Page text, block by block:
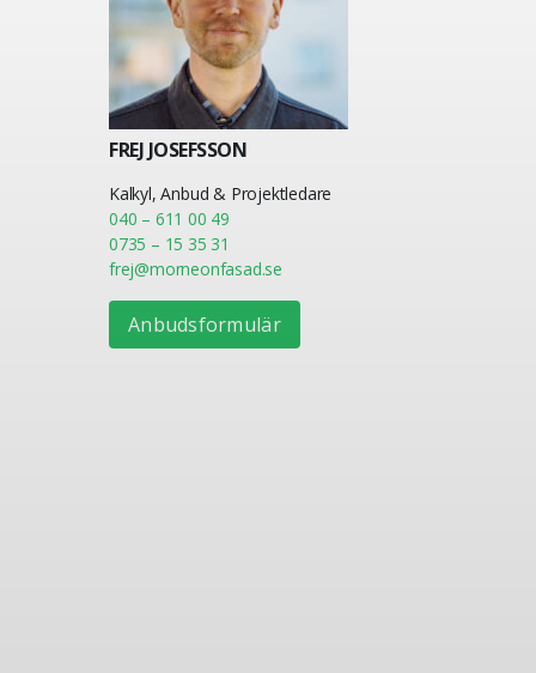
FREJ JOSEFSSON
Kalkyl, Anbud & Projektledare
040 – 611 00 49
0735 – 15 35 31
frej@morneonfasad.se
Anbudsformulär